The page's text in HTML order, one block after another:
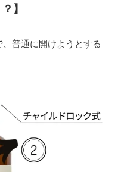
】
、普通に開けようとする